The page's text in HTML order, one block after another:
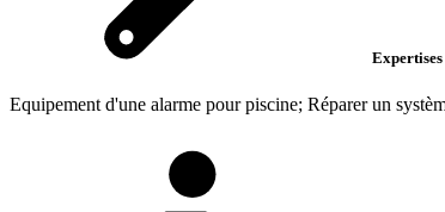
Expertises
Equipement d'une alarme pour piscine; Réparer un